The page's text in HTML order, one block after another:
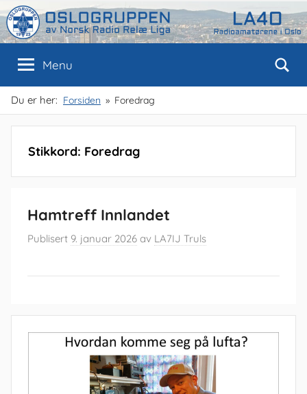
Skip
to
content
Oslogruppen
av
NRRL
Oslo
Menu
Du er her: Forsiden Foredrag
Stikkord: Foredrag
Hamtreff Innlandet
Publisert 9. januar 2026 av LA7IJ Truls